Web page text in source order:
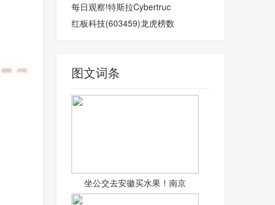
每日观察!特斯拉Cybertruc
红板科技(603459)龙虎榜数
图文词条
坐公交去安徽买水果！南京